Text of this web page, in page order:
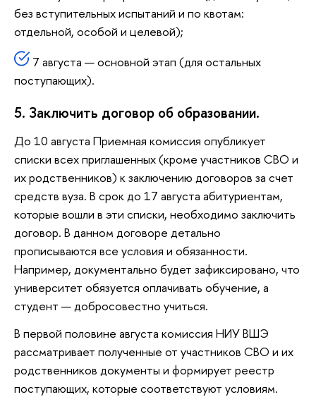
без вступительных испытаний и по квотам:
отдельной, особой и целевой);
7 августа — основной этап (для остальных
поступающих).
5. Заключить договор об образовании.
До 10 августа Приемная комиссия опубликует
списки всех приглашенных (кроме участников СВО и
их родственников) к заключению договоров за счет
средств вуза. В срок до 17 августа абитуриентам,
которые вошли в эти списки, необходимо заключить
договор. В данном договоре детально
прописываются все условия и обязанности.
Например, документально будет зафиксировано, что
университет обязуется оплачивать обучение, а
студент — добросовестно учиться.
В первой половине августа комиссия НИУ ВШЭ
рассматривает полученные от участников СВО и их
родственников документы и формирует реестр
поступающих, которые соответствуют условиям.